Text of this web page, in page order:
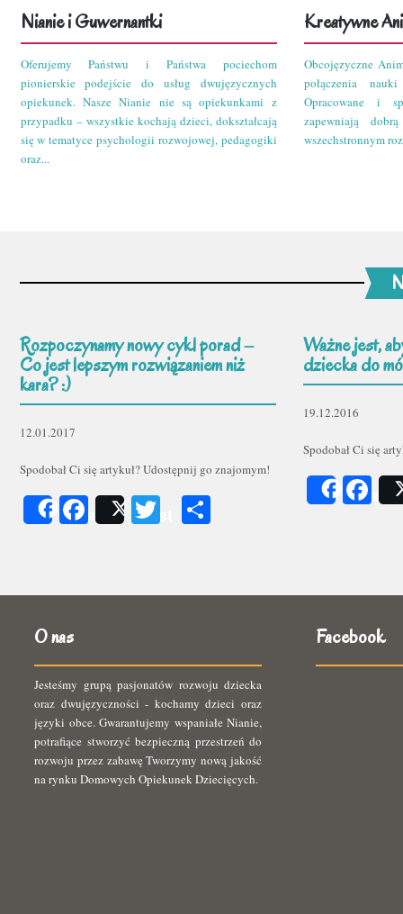
Nianie i Guwernantki
Oferujemy Państwu i Państwa pociechom
pionierskie podejście do usług dwujęzycznych
opiekunek. Nasze Nianie nie są opiekunkami z
przypadku – wszystkie kochają dzieci, dokształcają
się w tematyce psychologii rozwojowej, pedagogiki
oraz...
Kreatywne
Obcojęzyczne
połączenia
Opracowane i
zapewniają
wszechstronnym
Rozpoczynamy nowy cykl porad –
Co jest lepszym rozwiązaniem niż
kara? :)
12.01.2017
Spodobał Ci się artykuł? Udostępnij go znajomym!
ShareFacebook
Post Twitter
Ważne jest,
dziecka do
19.12.2016
Spodobał Ci się
Share
O nas
Jesteśmy grupą pasjonatów rozwoju dziecka
oraz dwujęzyczności - kochamy dzieci oraz
języki obce. Gwarantujemy wspaniałe Nianie,
potrafiące stworzyć bezpieczną przestrzeń do
rozwoju przez zabawę Tworzymy nową jakość
na rynku Domowych Opiekunek Dziecięcych.
Facebook